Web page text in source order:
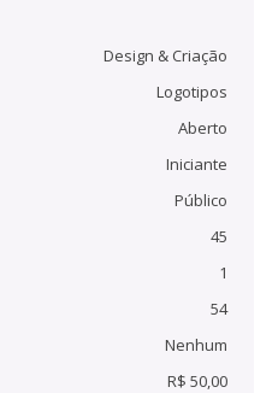
Design & Criação
Logotipos
Aberto
Iniciante
Público
45
1
54
Nenhum
R$ 50,00